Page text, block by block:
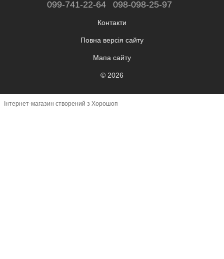
099-741-22-64 098-098-25-97
Контакти
Повна версія сайту
Мапа сайту
© 2026
Інтернет-магазин створений з Хорошоп